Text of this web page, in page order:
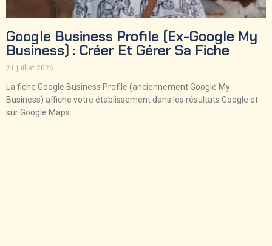
Google Business Profile (ex-Google My
Business) : Créer Et Gérer Sa Fiche
21 juillet 2026
La fiche Google Business Profile (anciennement Google My
Business) affiche votre établissement dans les résultats Google et
sur Google Maps.